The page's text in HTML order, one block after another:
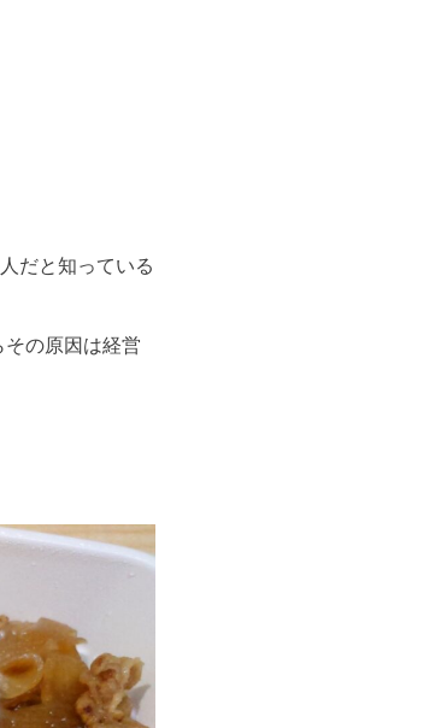
だと知っている
の原因は経営